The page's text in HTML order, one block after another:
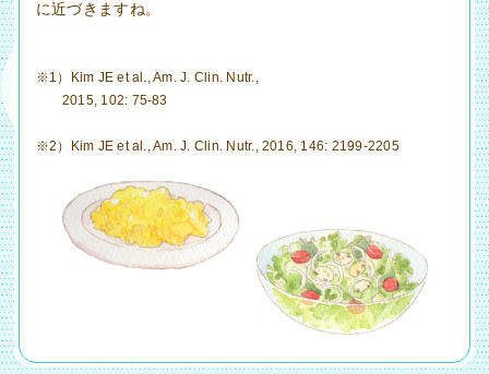
に近づきますね。
※1）Kim JE et al., Am. J. Clin. Nutr.,
2015, 102: 75-83
※2）Kim JE et al., Am. J. Clin. Nutr., 2016, 146: 2199-2205